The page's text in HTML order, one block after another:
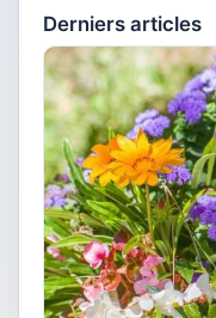
Derniers articles